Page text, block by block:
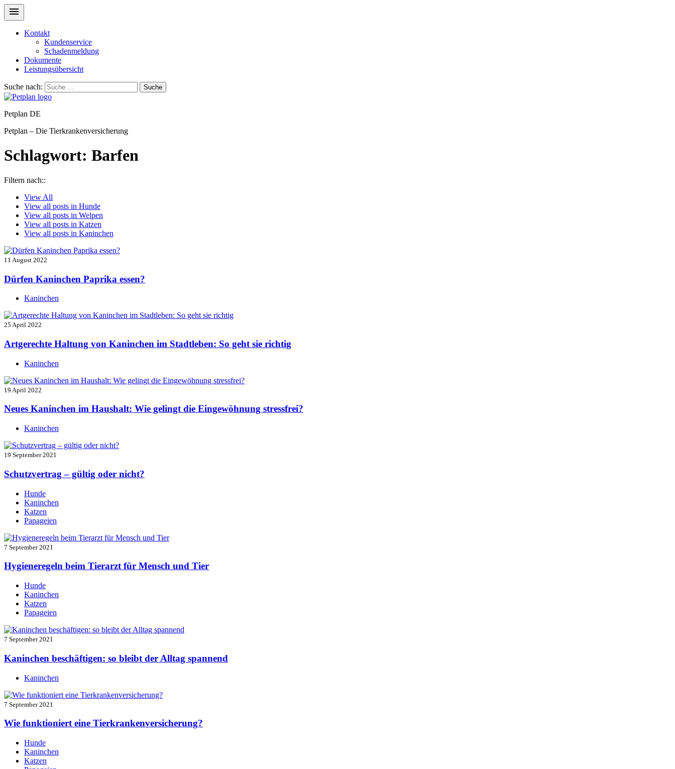
Kontakt
Kundenservice
Schadenmeldung
Dokumente
Leistungsübersicht
Suche nach: Suche
Petplan DE
Petplan – Die Tierkrankenversicherung
Schlagwort: Barfen
Filtern nach::
View All
View all posts in Hunde
View all posts in Welpen
View all posts in Katzen
View all posts in Kaninchen
11 August 2022
Dürfen Kaninchen Paprika essen?
Kaninchen
25 April 2022
Artgerechte Haltung von Kaninchen im Stadtleben: So geht sie richtig
Kaninchen
19 April 2022
Neues Kaninchen im Haushalt: Wie gelingt die Eingewöhnung stressfrei?
Kaninchen
19 September 2021
Schutzvertrag – gültig oder nicht?
Hunde
Kaninchen
Katzen
Papageien
7 September 2021
Hygieneregeln beim Tierarzt für Mensch und Tier
Hunde
Kaninchen
Katzen
Papageien
7 September 2021
Kaninchen beschäftigen: so bleibt der Alltag spannend
Kaninchen
7 September 2021
Wie funktioniert eine Tierkrankenversicherung?
Hunde
Kaninchen
Katzen